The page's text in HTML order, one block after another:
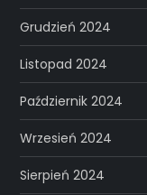
Grudzień 2024
Listopad 2024
Październik 2024
Wrzesień 2024
Sierpień 2024